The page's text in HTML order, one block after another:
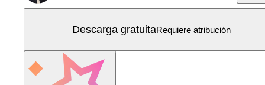
Descarga gratuitaRequiere atribución